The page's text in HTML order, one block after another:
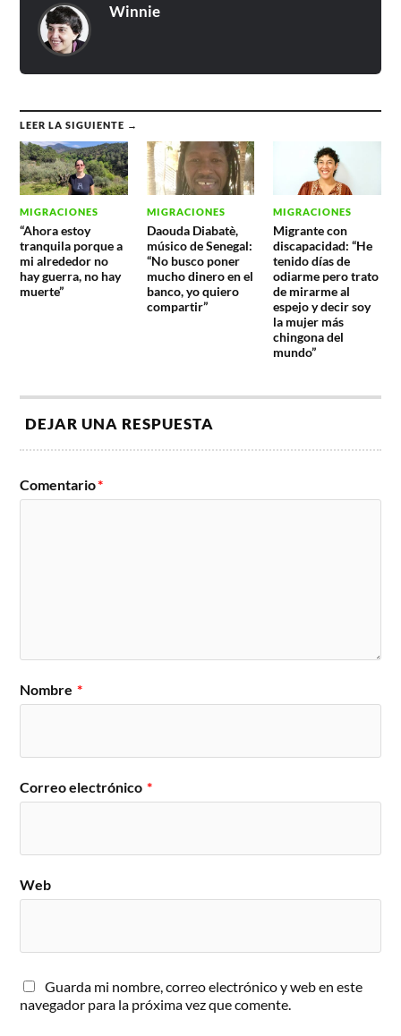
Winnie
LEER LA SIGUIENTE →
MIGRACIONES
“Ahora estoy
tranquila porque a
mi alrededor no
hay guerra, no hay
muerte”
MIGRACIONES
Daouda Diabatè,
músico de Senegal:
“No busco poner
mucho dinero en el
banco, yo quiero
compartir”
MIGRACIONES
Migrante con
discapacidad: “He
tenido días de
odiarme pero trato
de mirarme al
espejo y decir soy
la mujer más
chingona del
mundo”
DEJAR UNA RESPUESTA
Comentario*
Nombre *
Correo electrónico *
Web
Guarda mi nombre, correo electrónico y web en este
navegador para la próxima vez que comente.